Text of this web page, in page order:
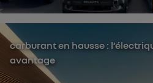
carburant en hausse :
avantage